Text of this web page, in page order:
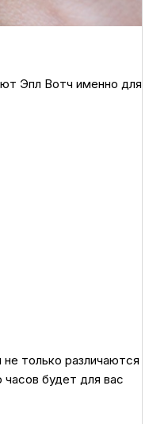
Эпл Вотч именно для
только различаются
будет для вас